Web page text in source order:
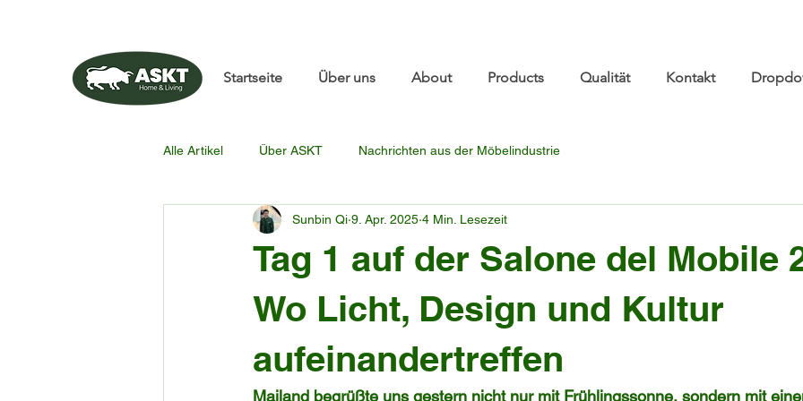
Startseite Über uns About Products Qualität Kontakt
Alle Artikel Über ASKT Nachrichten aus der Möbelindustrie
Tag 1 auf der Salone del Mobile
Wo Licht, Design und Kultur
aufeinandertreffen
Sunbin Qi 9. Apr. 2025 4 Min. Lesezeit
Mailand begrüßte uns gestern nicht nur mit Frühlingssonne, sondern mit